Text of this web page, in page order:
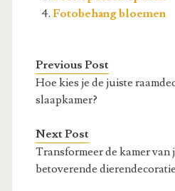
Fotobehang bloemen
Previous Post
Hoe kies je de juiste
slaapkamer?
Next Post
Transformeer de kamer van
betoverende